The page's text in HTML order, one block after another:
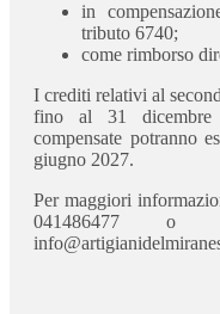
in
tributo 6740;
come rimborso
I crediti relativi al
fino al 31 dicembre
compensate potranno
giugno 2027.
Per maggiori
041486477